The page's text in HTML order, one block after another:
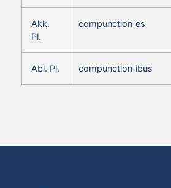
Akk.
Pl.
compunction‑es
Abl. Pl. compunction‑ibus